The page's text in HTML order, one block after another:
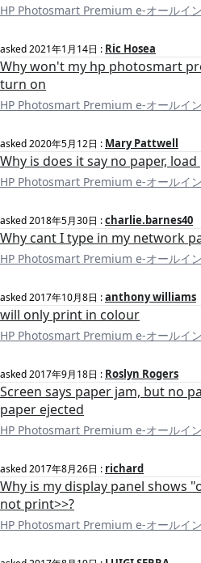
HP Photosmart Premium e-オールイ
asked2021年1月14日 : Ric Hosea
Why won't my hp photosmart
turn on
HP Photosmart Premium e-オールイ
asked2020年5月12日 : Mary Pattwell
Why is does it say no paper,
HP Photosmart Premium e-オールイ
asked2018年5月30日 :charlie.barnes40
Why cant I type in my network
HP Photosmart Premium e-オールイ
asked2017年10月8日 :anthony williams
will only print in colour
HP Photosmart Premium e-オールイ
asked2017年9月18日 : Roslyn Rogers
Screen says paper jam, but no
paper ejected
HP Photosmart Premium e-オールイ
asked2017年8月26日 : richard
Why is my display panel shows
not print>>?
HP Photosmart Premium e-オールイ